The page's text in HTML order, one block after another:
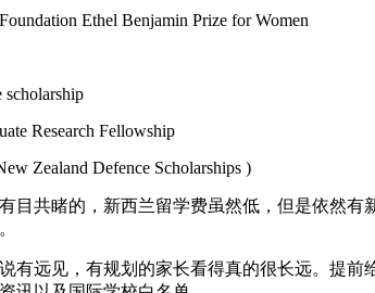
Ethel Benjamin Prize for Women
scholarship
Research Fellowship
Zealand Defence Scholarships )
目共睹的，新西兰留学费虽然低，但是依然
有远见，有规划的家长看得真的很长远。提